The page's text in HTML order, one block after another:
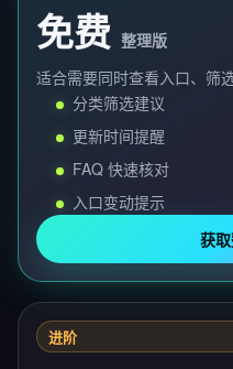
免费 整理版
适合需要同时查看入口、筛
分类筛选建议
更新时间提醒
FAQ 快速核对
入口变动提示
获
进阶